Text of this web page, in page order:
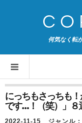
何気なく転
にっちもさっちも
です…！（笑）」８
2022-11-15 ジャンル：